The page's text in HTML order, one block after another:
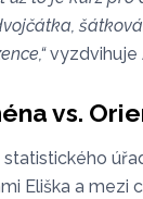
vyzdvihuje
vs.
Eliška a mezi